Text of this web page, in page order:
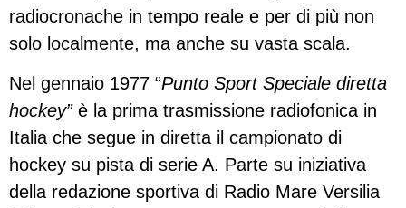
radiocronache in tempo reale e per di più non
solo localmente, ma anche su vasta scala.
Nel gennaio 1977 “Punto Sport Speciale diretta
hockey” è la prima trasmissione radiofonica in
Italia che segue in diretta il campionato di
hockey su pista di serie A. Parte su iniziativa
della redazione sportiva di Radio Mare Versilia